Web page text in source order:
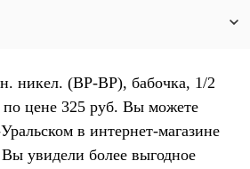
никел. (ВР-ВР), бабочка, 1/2
по цене 325 руб. Вы можете
в интернет-магазине
увидели более выгодное